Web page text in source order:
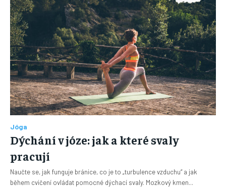
Jóga
Dýchání v józe: jak a které svaly
pracují
Naučte se, jak funguje bránice, co je to „turbulence vzduchu“ a jak
během cvičení ovládat pomocné dýchací svaly. Mozkový kmen...